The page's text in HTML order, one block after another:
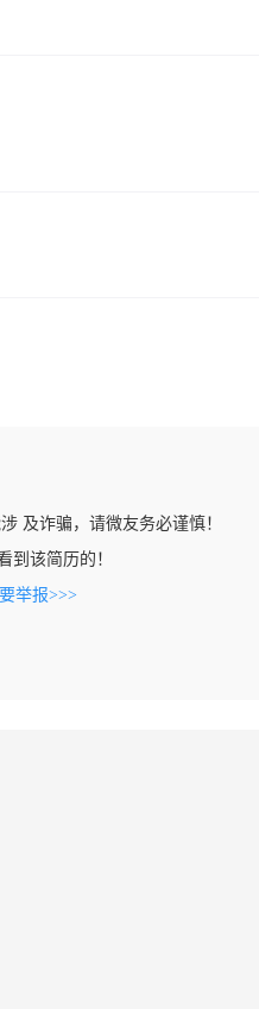
及诈骗，请微友务必谨慎！
到该简历的！
举报>>>